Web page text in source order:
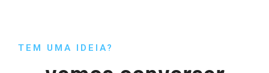
Warning : Trying to access array offset on value of type null in
content/plugins/dethemekit-for-
TEM UMA IDEIA?